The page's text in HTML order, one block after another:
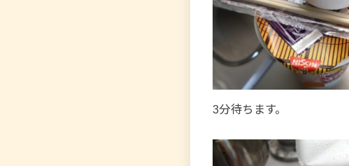
3分待ちます。